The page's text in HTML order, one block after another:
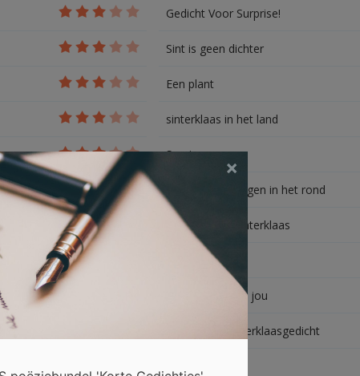
Gedicht Voor Surprise!
Sint is geen dichter
Een plant
sinterklaas in het land
Suprise
Pepernoten vliegen in het rond
Gedicht over sinterklaas
Geen gedicht
Speelgoed voor jou
Persoonlijk sinterklaasgedicht
×